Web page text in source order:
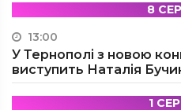
8
13:00
У Тернополі з новою
виступить Наталія
1